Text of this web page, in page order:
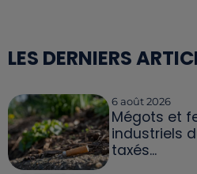
LES DERNIERS
6 août 2026
Mégots et
industriels
taxés...